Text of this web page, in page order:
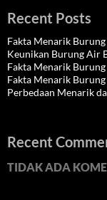
Recent Posts
Fakta Menarik
Keunikan Burung Air
Fakta Menarik
Fakta Menarik
Perbedaan Menarik
Recent
TIDAK ADA